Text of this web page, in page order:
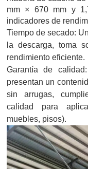
mm × 670 mm y
indicadores de
Tiempo de secado:
la descarga, toma
rendimiento eficiente.
Garantía de
presentan un
sin arrugas,
calidad para
muebles, pisos).